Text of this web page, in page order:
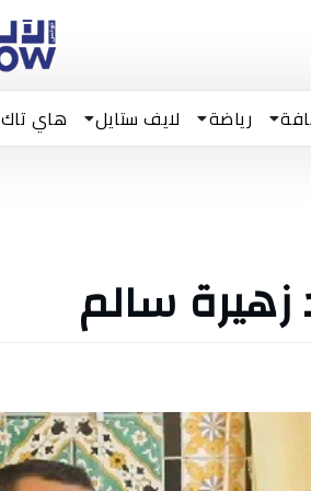
رياضة لايف ستايل هاي تاك
زهيرة سالم